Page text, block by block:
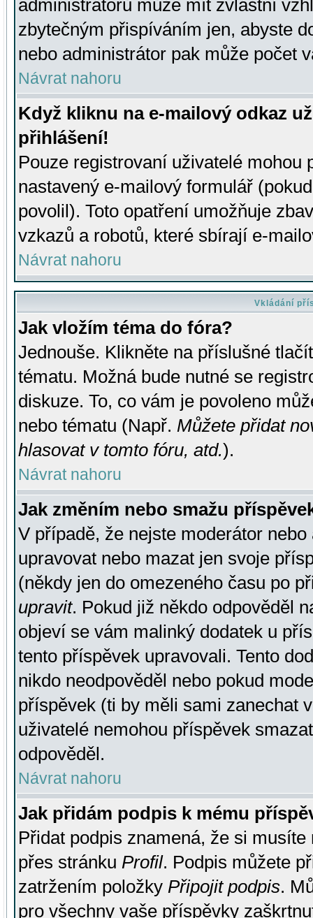
administrátorů může mít zvláštní
zbytečným přispíváním jen, abyste
nebo administrátor pak může počet
Návrat nahoru
Když kliknu na e-mailový odkaz
přihlášení!
Pouze registrovaní uživatelé mohou
nastavený e-mailový formulář
povolil). Toto opatření umožňuje
vzkazů a robotů, které sbírají e-
Návrat nahoru
Vkládání
Jak vložím téma do fóra?
Jednouše. Klikněte na příslušné
tématu. Možná bude nutné se
diskuze. To, co vám je povoleno
nebo tématu (Např. Můžete přidat
hlasovat v tomto fóru, atd.).
Návrat nahoru
Jak změním nebo smažu
V případě, že nejste moderátor
upravovat nebo mazat jen svoje
(někdy jen do omezeného času po
upravit. Pokud již někdo odpověděl
objeví se vám malinký dodatek u
tento příspěvek upravovali. Tento
nikdo neodpověděl nebo pokud
příspěvek (ti by měli sami zanechat
uživatelé nemohou příspěvek
odpověděl.
Návrat nahoru
Jak přidám podpis k mému
Přidat podpis znamená, že si
přes stránku Profil. Podpis můžete
zatržením položky Připojit podpis.
pro všechny vaše příspěvky